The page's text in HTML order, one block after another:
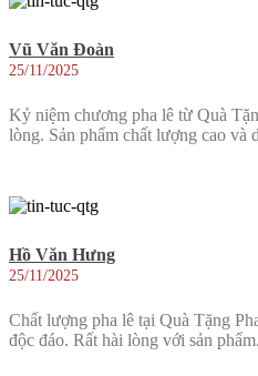
Vũ Văn Đoàn
25/11/2025
Kỷ niệm chương pha lê từ Quà
lòng. Sản phẩm chất lượng cao và
Hồ Văn Hưng
25/11/2025
Chất lượng pha lê tại Quà Tặng
độc đáo. Rất hài lòng với sản phẩm.